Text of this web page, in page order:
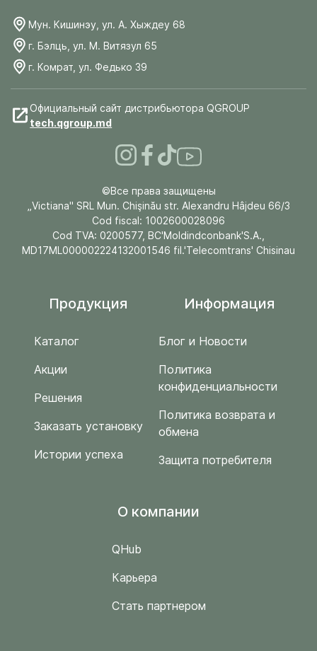
Мун. Кишинэу, ул. А. Хыждеу 68
г. Бэлць, ул. М. Витязул 65
г. Комрат, ул. Федько 39
Официальный сайт дистрибьютора QGROUP
tech.qgroup.md
©Все права защищены
„Victiana" SRL Mun. Chişinău str. Alexandru Hâjdeu 66/3
Cod fiscal: 1002600028096
Cod TVA: 0200577, BC'Moldindconbank'S.A.,
MD17ML000002224132001546 fil.'Telecomtrans' Chisinau
Продукция
Каталог
Акции
Решения
Заказать установку
Истории успеха
Информация
Блог и Новости
Политика
конфиденциальности
Политика возврата и
обмена
Защита потребителя
O компании
QHub
Карьера
Стать партнером